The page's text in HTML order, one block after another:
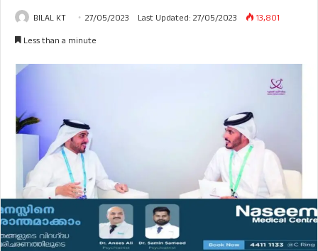
BILAL KT 27/05/2023 Last Updated: 27/05/2023
13,801
Less than a minute